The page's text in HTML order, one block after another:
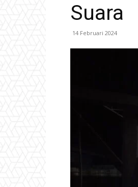
Suara
14 Februari 2024